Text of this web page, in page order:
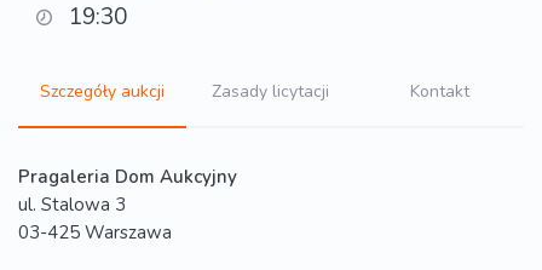
19:30
Szczegóły aukcji Zasady licytacji Kontakt
Pragaleria Dom Aukcyjny
ul. Stalowa 3
03-425 Warszawa